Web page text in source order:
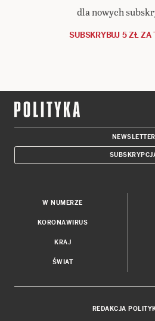
dla nowych
SUBSKRYBUJ 5 ZŁ ZA
NEWSLETTER
W NUMERZE
KORONAWIRUS
KRAJ
ŚWIAT
REDAKCJA